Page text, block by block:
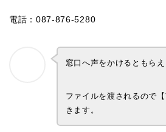
電話：087-876-5280
窓口へ声をかけるともらえ
ファイルを渡されるので
きます。